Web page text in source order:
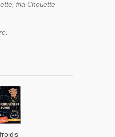
#la Chouette